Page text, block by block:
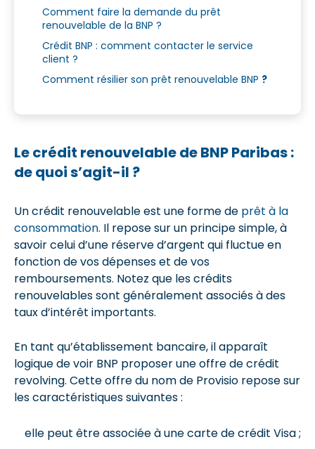
Comment faire la demande du prêt
renouvelable de la BNP ?
Crédit BNP : comment contacter le service
client ?
Comment résilier son prêt renouvelable BNP ?
Le crédit renouvelable de BNP Paribas :
de quoi s’agit-il ?
Un crédit renouvelable est une forme de prêt à la
consommation. Il repose sur un principe simple, à
savoir celui d’une réserve d’argent qui fluctue en
fonction de vos dépenses et de vos
remboursements. Notez que les crédits
renouvelables sont généralement associés à des
taux d’intérêt importants.
En tant qu’établissement bancaire, il apparaît
logique de voir BNP proposer une offre de crédit
revolving. Cette offre du nom de Provisio repose sur
les caractéristiques suivantes :
elle peut être associée à une carte de crédit Visa ;